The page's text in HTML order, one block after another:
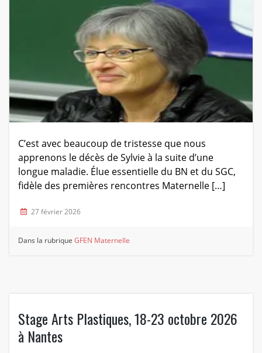
C’est avec beaucoup de tristesse que nous
apprenons le décès de Sylvie à la suite d’une
longue maladie. Élue essentielle du BN et du SGC,
fidèle des premières rencontres Maternelle […]
27 février 2026
Dans la rubriqueGFEN Maternelle
Stage Arts Plastiques, 18-23 octobre 2026
à Nantes